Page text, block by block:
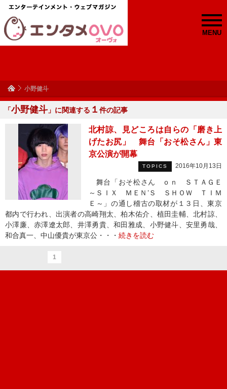
MENU
小野健斗
「小野健斗 」に関連する １ 件の記事
北村諒、見どころは自らの「磨き上
げたお尻」 舞台「おそ松さん」東
京公演が開幕
TOPICS 2016年10月13日
舞台「おそ松さん ｏｎ ＳＴＡＧＥ
～ＳＩＸ ＭＥＮ’Ｓ ＳＨＯＷ ＴＩＭ
Ｅ～」の通し稽古の取材が１３日、東京
都内で行われ、出演者の高崎翔太、柏木佑介、植田圭輔、北村諒、
小澤廉、赤澤遼太郎、井澤勇貴、和田雅成、小野健斗、安里勇哉、
和合真一、中山優貴が東京公・・・ 続きを読む
1